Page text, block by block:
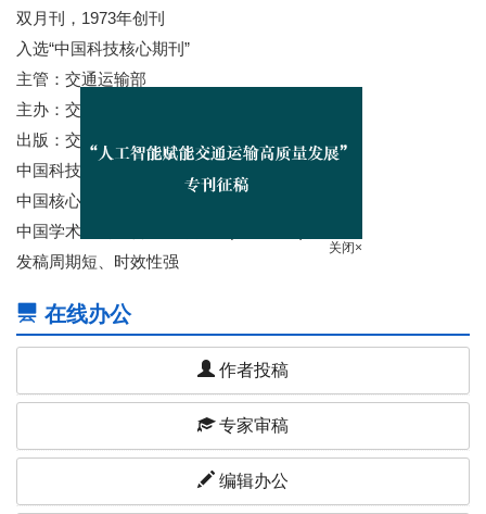
双月刊，1973年创刊
入选“中国科技核心期刊”
主管：交通运输部
主办：交通运输部科学研究院
出版：交通运输科技传媒（北京）有限公司
中国科技论文与引文数据库（CSTPSD）收录
中国核心期刊（遴选）数据库收录
中国学术期刊综合评价数据库(CAJCED)收录
发稿周期短、时效性强
在线办公
作者投稿
专家审稿
编辑办公